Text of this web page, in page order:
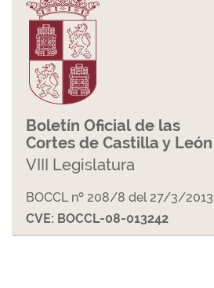
Boletín Oficial de las
Cortes de Castilla y León
VIII Legislatura
BOCCL nº 208/8 del 27/3/2013
CVE: BOCCL-08-013242